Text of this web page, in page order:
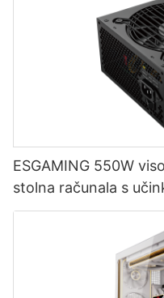
ESGAMING 550W
stolna računala s
brončano